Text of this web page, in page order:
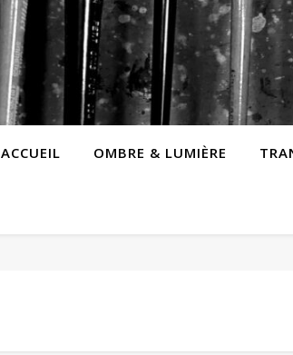
ACCUEIL OMBRE & LUMIÈRE